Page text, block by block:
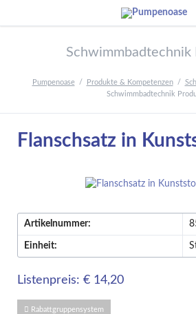
Schwimmbadtechnik
Pumpenoase Produkte & Kompetenzen
Schwimmbadtechnik
Flanschsatz in
Artikelnummer:
Einheit:
Listenpreis: € 14,20
Rabattgruppensystem